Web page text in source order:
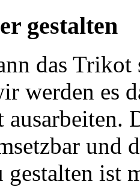
gestalten
das Trikot
werden es
und
gestalten ist